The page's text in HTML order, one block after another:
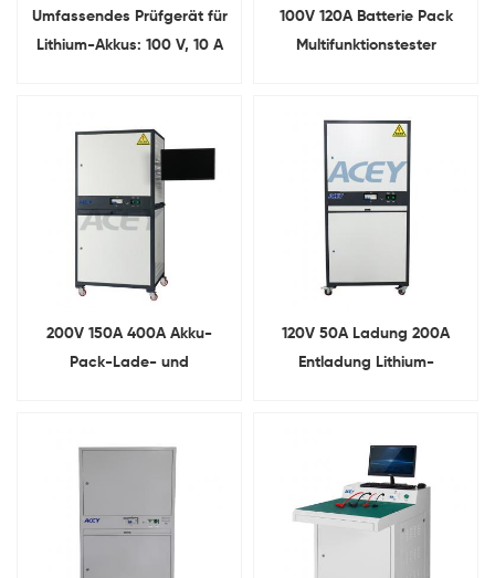
Umfassendes Prüfgerät für
Lithium-Akkus: 100 V, 10 A
100V 120A Batterie Pack
Multifunktionstester
200V 150A 400A Akku-
Pack-Lade- und
120V 50A Ladung 200A
Entladung Lithium-
Umfassender Tester